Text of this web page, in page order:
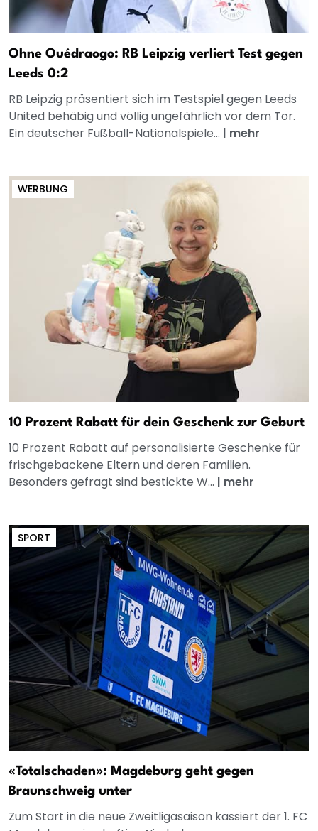
Ohne Ouédraogo: RB Leipzig verliert Test gegen
Leeds 0:2
RB Leipzig präsentiert sich im Testspiel gegen Leeds
United behäbig und völlig ungefährlich vor dem Tor.
Ein deutscher Fußball-Nationalspiele... | mehr
WERBUNG
10 Prozent Rabatt für dein Geschenk zur Geburt
10 Prozent Rabatt auf personalisierte Geschenke für
frischgebackene Eltern und deren Familien.
Besonders gefragt sind bestickte W... | mehr
SPORT
«Totalschaden»: Magdeburg geht gegen
Braunschweig unter
Zum Start in die neue Zweitligasaison kassiert der 1. FC